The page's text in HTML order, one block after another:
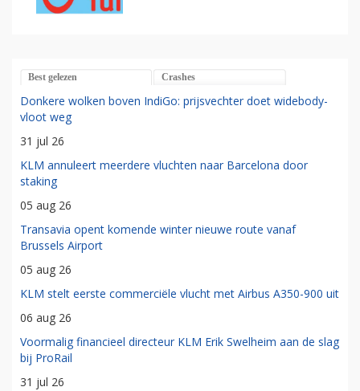
Best gelezen Crashes
Donkere wolken boven IndiGo: prijsvechter doet widebody-
vloot weg
31 jul 26
KLM annuleert meerdere vluchten naar Barcelona door
staking
05 aug 26
Transavia opent komende winter nieuwe route vanaf
Brussels Airport
05 aug 26
KLM stelt eerste commerciële vlucht met Airbus A350-900 uit
06 aug 26
Voormalig financieel directeur KLM Erik Swelheim aan de slag
bij ProRail
31 jul 26